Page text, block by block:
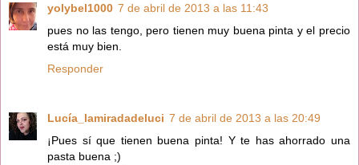
yolybel1000 7 de abril de 2013 a las 11:43
pues no las tengo, pero tienen muy buena pinta y el precio
está muy bien.
Responder
Lucía_lamiradadeluci 7 de abril de 2013 a las 20:49
¡Pues sí que tienen buena pinta! Y te has ahorrado una
pasta buena ;)